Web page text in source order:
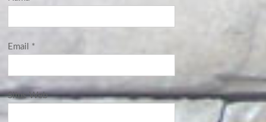
Email *
Situs Web